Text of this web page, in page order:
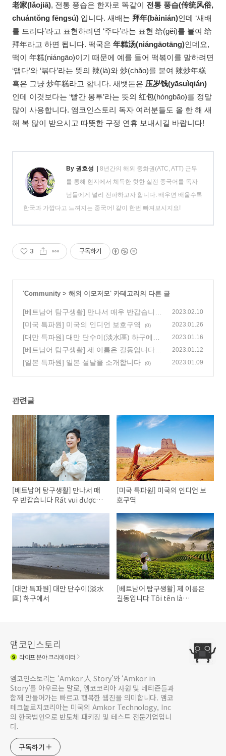
老家(lǎojiā), 전통 풍습은 한자로 똑같이 전통 풍습(传统风俗,
chuántǒng fēngsú) 입니다. 새배는 拜年(bàinián)인데 ‘새배
를 드리다’라고 표현하려면 ‘주다’라는 표현 给(gěi)를 붙여 给
拜年라고 하면 됩니다. 떡국은 年糕汤(niángāotāng)인데요,
떡이 年糕(niángāo)이기 때문에 예를 들어 떡볶이를 말하려면
‘맵다’와 ‘볶다’라는 뜻의 辣(là)와 炒(chăo)를 붙여 辣炒年糕
혹은 그냥 炒年糕라고 합니다. 새뱃돈은 压岁钱(yāsuìqián)
인데 이것보다는 ‘빨간 봉투’라는 뜻의 红包(hóngbāo)를 정말
많이 사용합니다. 앰코인스토리 독자 여러분들도 올 한 해 새
해 복 많이 받으시고 따뜻한 구정 연휴 보내시길 바랍니다!
By 권호성 | 8년간의 해외 중화권(ATC, ATT) 근무
를 통해 현지에서 체득한 핫한 실전 중국어를 독자
님들에게 널리 전파하고자 합니다. 배우면 배울수록
한국과 가깝다고 느껴지는 중국어! 같이 한번 빠져보시지요!
3 구독하기
'Community > 해외 이모저모' 카테고리의 다른 글
[베트남어 탐구생활] 만나서 매우 반갑습니다
Rất vui được gặp anh
(4)
2023.02.10
[미국 특파원] 미국의 인디언 보호구역 (0) 2023.01.26
[대만 특파원] 대만 단수이(淡水區) 하구에서
(0)
2023.01.16
[베트남어 탐구생활] 제 이름은 길동입니다 T
ôi tên là Gildong
(0)
2023.01.12
[일본 특파원] 일본 설날을 소개합니다 (0) 2023.01.09
관련글
[베트남어 탐구생활] 만나서 매
우 반갑습니다 Rất vui được
[미국 특파원] 미국의 인디언 보
호구역
[대만 특파원] 대만 단수이(淡水
區) 하구에서
[베트남어 탐구생활] 제 이름은
길동입니다 Tôi tên là
앰코인스토리
라이프분야 크리에이터
앰코인스토리는 ‘Amkor 人 Story’와 ‘Amkor in
Story’를 아우르는 말로, 앰코코리아 사원 및 네티즌들과
함께 만들어가는 빠르고 행복한 웹진을 의미합니다. 앰코
테크놀로지코리아는 미국의 Amkor Technology, Inc
의 한국법인으로 반도체 패키징 및 테스트 전문기업입니
다.
구독하기